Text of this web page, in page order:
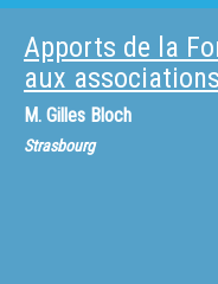
Apports de la
aux associations
M. Gilles Bloch
Strasbourg